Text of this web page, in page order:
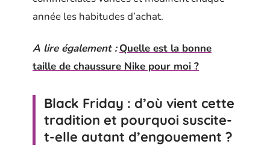
année les habitudes d’achat.
A lire également : Quelle est la bonne
taille de chaussure Nike pour moi ?
Black Friday : d’où vient cette
tradition et pourquoi suscite-
t-elle autant d’engouement ?